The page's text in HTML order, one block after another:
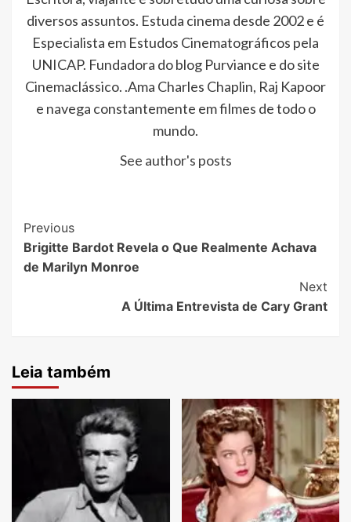
diversos assuntos. Estuda cinema desde 2002 e é
Especialista em Estudos Cinematográficos pela
UNICAP. Fundadora do blog Purviance e do site
Cinemaclássico. .Ama Charles Chaplin, Raj Kapoor
e navega constantemente em filmes de todo o
mundo.
See author's posts
Post
Navigation
Previous
Brigitte Bardot Revela o Que Realmente Achava
de Marilyn Monroe
Next
A Última Entrevista de Cary Grant
Leia também